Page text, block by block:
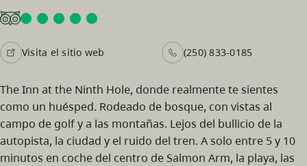
Visita el sitio web (250) 833-0185
The Inn at the Ninth Hole, donde realmente te sientes
como un huésped. Rodeado de bosque, con vistas al
campo de golf y a las montañas. Lejos del bullicio de la
autopista, la ciudad y el ruido del tren. A solo entre 5 y 10
minutos en coche del centro de Salmon Arm, la playa, las